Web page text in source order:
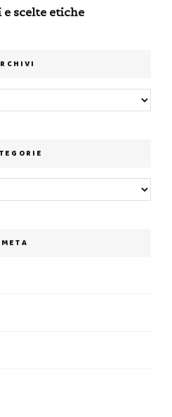
scelte etiche
META